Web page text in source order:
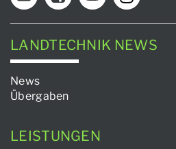
LANDTECHNIK NEWS
News
Übergaben
LEISTUNGEN